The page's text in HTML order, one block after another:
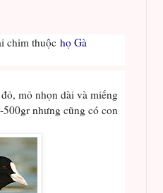
chim thuộc họ Gà
mỏ nhọn dài và miếng
nhưng cũng có con